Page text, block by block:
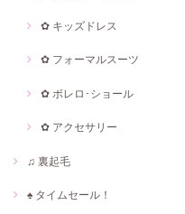
✿ キッズドレス
✿ フォーマルスーツ
✿ ボレロ･ショール
✿ アクセサリー
♫ 裏起毛
♠ タイムセール！